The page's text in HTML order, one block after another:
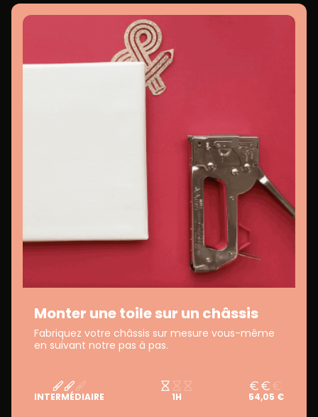
Monter une toile sur un châssis
Fabriquez votre châssis sur mesure vous-même
en suivant notre pas à pas.
INTERMÉDIAIRE 1H 54,05 €